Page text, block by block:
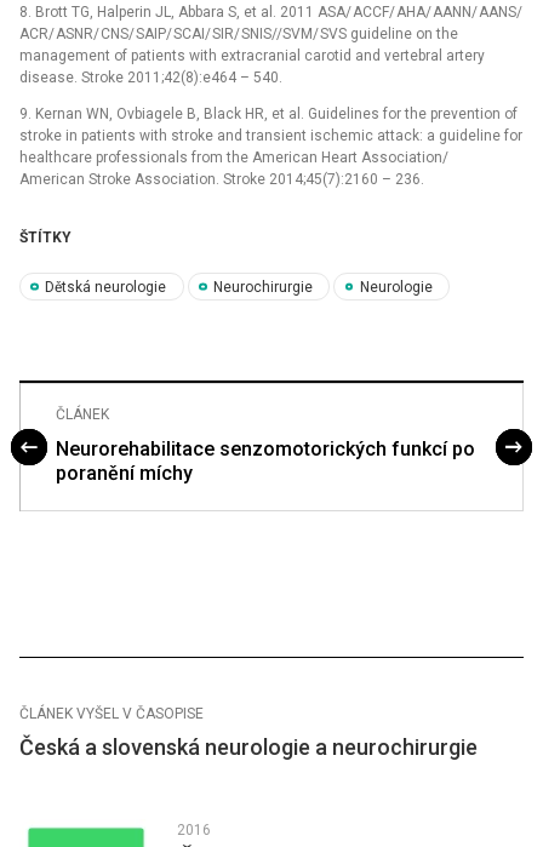
8. Brott TG, Halperin JL, Abbara S, et al. 2011 ASA/ ACCF/ AHA/ AANN/ AANS/
ACR/ ASNR/ CNS/ SAIP/ SCAI/ SIR/ SNIS//SVM/ SVS guideline on the
management of patients with extracranial carotid and vertebral artery
disease. Stroke 2011;42(8):e464 –⁠ 540.
9. Kernan WN, Ovbiagele B, Black HR, et al. Guidelines for the prevention of
stroke in patients with stroke and transient ischemic attack: a guideline for
healthcare profes­sionals from the American Heart As­sociation/
American Stroke As­sociation. Stroke 2014;45(7):2160 –⁠ 236.
ŠTÍTKY
Dětská neurologie Neurochirurgie Neurologie
ČLÁNEK
Neurorehabilitace senzomotorických funkcí po
poranění míchy
ČLÁNEK VYŠEL V ČASOPISE
Česká a slovenská neurologie a neurochirurgie
2016